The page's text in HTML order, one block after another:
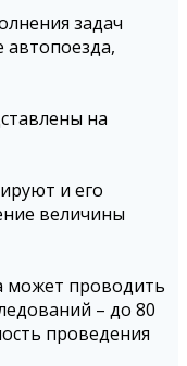
задач
на
и его
величины
может проводить
– до 80
проведения